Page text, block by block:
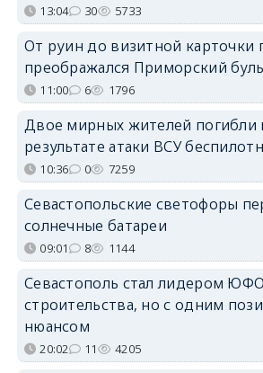
13:04 30 5733
От руин до визитной карточки
преображался Приморский
11:00 6 1796
Двое мирных жителей погибли
результате атаки ВСУ
10:36 0 7259
Севастопольские светофоры
солнечные батареи
09:01 8 1144
Севастополь стал лидером
строительства, но с одним
нюансом
20:02 11 4205